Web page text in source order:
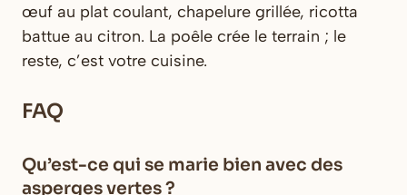
œuf au plat coulant, chapelure grillée, ricotta
battue au citron. La poêle crée le terrain ; le
reste, c’est votre cuisine.
FAQ
Qu’est-ce qui se marie bien avec des
asperges vertes ?